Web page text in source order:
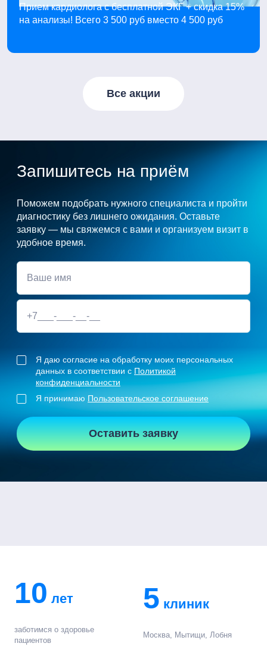
Прием кардиолога с бесплатной ЭКГ + скидка 15%
на анализы! Всего 3 500 руб вместо 4 500 руб
Все акции
Запишитесь на приём
Поможем подобрать нужного специалиста и пройти
диагностику без лишнего ожидания. Оставьте
заявку — мы свяжемся с вами и организуем визит в
удобное время.
Я даю согласие на обработку моих персональных
данных в соответствии с Политикой
конфиденциальности
Я принимаю Пользовательское соглашение
Оставить заявку
10 лет
заботимся о здоровье
пациентов
5 клиник
Москва, Мытищи, Лобня